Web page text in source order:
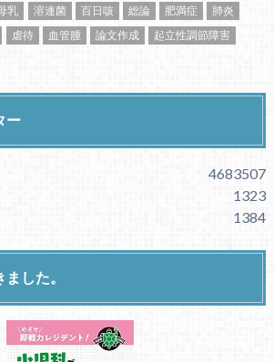
乳 溶連菌 百日咳 総論 肥満症
肺炎
虐待 血管腫 論文作成
起立性調節障害
ー
4683507
1323
1384
した。